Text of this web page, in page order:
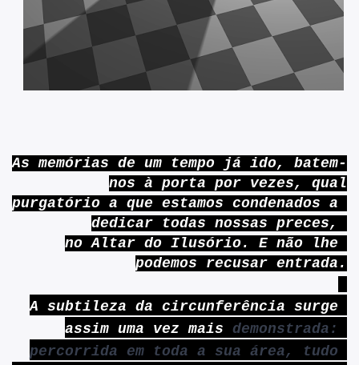
As memórias de um tempo já ido, batem-
nos à porta por vezes, qual
purgatório a que estamos condenados a
dedicar todas nossas preces,
no Altar do Ilusório. E não lhe
podemos recusar entrada.
A subtileza da circunferência surge
assim uma vez mais demonstrada:
percorrida em toda a sua área, tudo